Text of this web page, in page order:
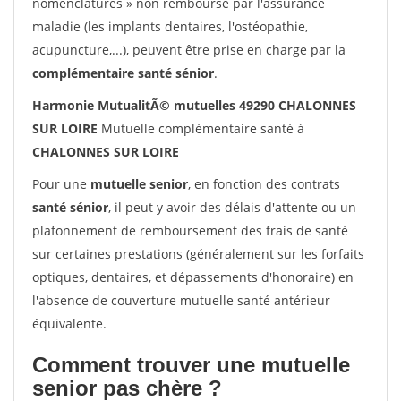
maladie (les implants dentaires, l'ostéopathie,
acupuncture,...), peuvent être prise en charge par la
complémentaire santé sénior.
Harmonie MutualitÃ© mutuelles 49290 CHALONNES
SUR LOIRE Mutuelle complémentaire santé à
CHALONNES SUR LOIRE
Pour une mutuelle senior, en fonction des contrats
santé sénior, il peut y avoir des délais d'attente ou un
plafonnement de remboursement des frais de santé
sur certaines prestations (généralement sur les forfaits
optiques, dentaires, et dépassements d'honoraire) en
l'absence de couverture mutuelle santé antérieur
équivalente.
Comment trouver une mutuelle
senior pas chère ?